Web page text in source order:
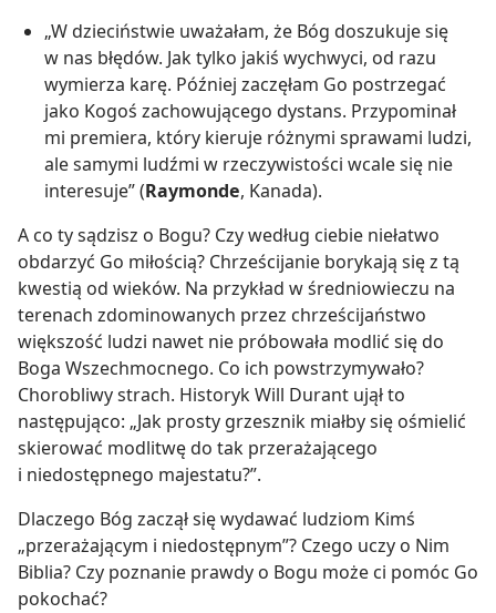
„W dzieciństwie uważałam, że Bóg doszukuje się
w nas błędów. Jak tylko jakiś wychwyci, od razu
wymierza karę. Później zaczęłam Go postrzegać
jako Kogoś zachowującego dystans. Przypominał
mi premiera, który kieruje różnymi sprawami ludzi,
ale samymi ludźmi w rzeczywistości wcale się nie
interesuje” (Raymonde, Kanada).
A co ty sądzisz o Bogu? Czy według ciebie niełatwo
obdarzyć Go miłością? Chrześcijanie borykają się z tą
kwestią od wieków. Na przykład w średniowieczu na
terenach zdominowanych przez chrześcijaństwo
większość ludzi nawet nie próbowała modlić się do
Boga Wszechmocnego. Co ich powstrzymywało?
Chorobliwy strach. Historyk Will Durant ujął to
następująco: „Jak prosty grzesznik miałby się ośmielić
skierować modlitwę do tak przerażającego
i niedostępnego majestatu?”.
Dlaczego Bóg zaczął się wydawać ludziom Kimś
„przerażającym i niedostępnym”? Czego uczy o Nim
Biblia? Czy poznanie prawdy o Bogu może ci pomóc Go
pokochać?